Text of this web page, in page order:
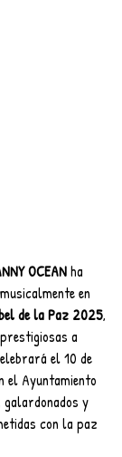
OCEAN ha
en
de la Paz 2025,
a
el 10 de
el Ayuntamiento
galardonados y
con la paz